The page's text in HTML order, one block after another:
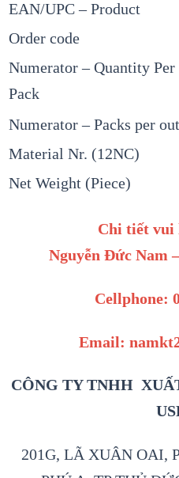
EAN/UPC – Product
Order code
Numerator – Quantity Per
Pack
Numerator – Packs per
Material Nr. (12NC)
Net Weight (Piece)
Chi tiết vui
Nguyễn Đức Nam
Cellphone:
Email:
CÔNG TY TNHH
201G, LÃ XUÂN OAI,